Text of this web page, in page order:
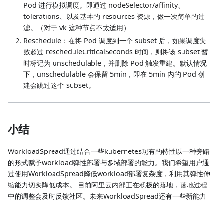
Pod 进行模拟调度。即通过 nodeSelector/affinity、
tolerations、以及基本的 resources 资源，做一次简单的过
滤。（对于 vk 这种节点不太适用）
Reschedule：在将 Pod 调度到一个 subset 后，如果调度失
败超过 rescheduleCriticalSeconds 时间，则将该 subset 暂
时标记为 unschedulable，并删除 Pod 触发重建。默认情况
下，unschedulable 会保留 5min，即在 5min 内的 Pod 创
建会跳过这个 subset。
小结
WorkloadSpread通过结合一些kubernetes现有的特性以一种旁路
的形式赋予workload弹性部署与多域部署的能力。我们希望用户通
过使用WorkloadSpread降低workload部署复杂度，利用其弹性伸
缩能力切实降低成本。 目前阿里云内部正在积极的落地，落地过程
中的调整会及时反馈社区。未来WorkloadSpread还有一些新能力